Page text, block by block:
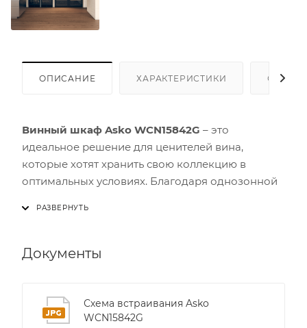
ОПИСАНИЕ ХАРАКТЕРИСТИКИ
Винный шкаф Asko WCN15842G – это
идеальное решение для ценителей вина,
которые хотят хранить свою коллекцию в
оптимальных условиях. Благодаря однозонной
обеспечивает равномерное распределение
холодного воздуха по всему объёму шкафа. Это
Документы
Схема встраивания Asko
WCN15842G